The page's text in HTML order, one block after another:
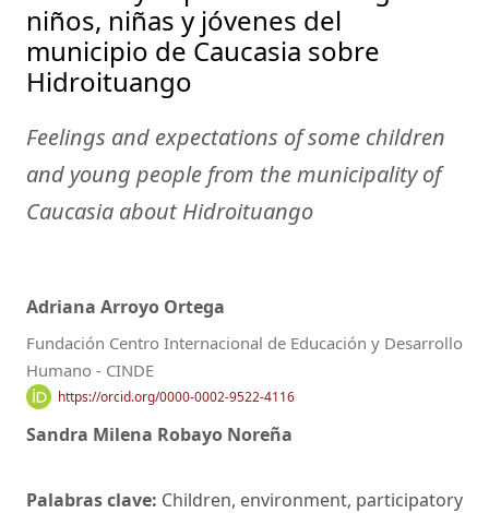
niños, niñas y jóvenes del
municipio de Caucasia sobre
Hidroituango
Feelings and expectations of some children
and young people from the municipality of
Caucasia about Hidroituango
Adriana Arroyo Ortega
Fundación Centro Internacional de Educación y Desarrollo
Humano - CINDE
https://orcid.org/0000-0002-9522-4116
Sandra Milena Robayo Noreña
Palabras clave: Children, environment, participatory